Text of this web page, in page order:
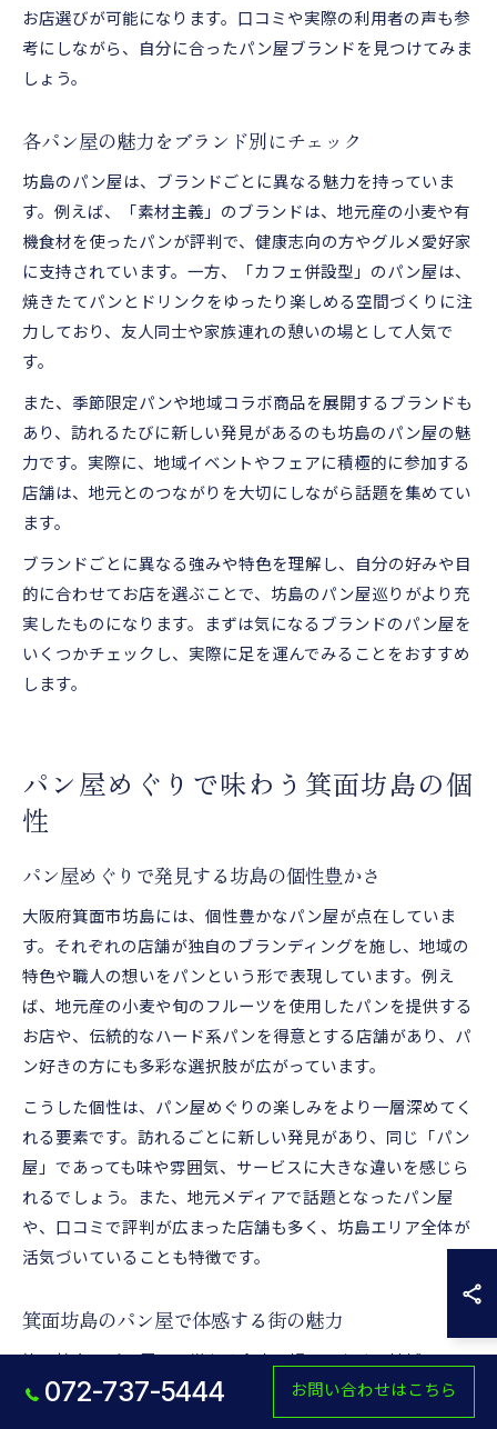
お店選びが可能になります。口コミや実際の利用者の声も参
考にしながら、自分に合ったパン屋ブランドを見つけてみま
しょう。
各パン屋の魅力をブランド別にチェック
坊島のパン屋は、ブランドごとに異なる魅力を持っていま
す。例えば、「素材主義」のブランドは、地元産の小麦や有
機食材を使ったパンが評判で、健康志向の方やグルメ愛好家
に支持されています。一方、「カフェ併設型」のパン屋は、
焼きたてパンとドリンクをゆったり楽しめる空間づくりに注
力しており、友人同士や家族連れの憩いの場として人気で
す。
また、季節限定パンや地域コラボ商品を展開するブランドも
あり、訪れるたびに新しい発見があるのも坊島のパン屋の魅
力です。実際に、地域イベントやフェアに積極的に参加する
店舗は、地元とのつながりを大切にしながら話題を集めてい
ます。
ブランドごとに異なる強みや特色を理解し、自分の好みや目
的に合わせてお店を選ぶことで、坊島のパン屋巡りがより充
実したものになります。まずは気になるブランドのパン屋を
いくつかチェックし、実際に足を運んでみることをおすすめ
します。
パン屋めぐりで味わう箕面坊島の個
性
パン屋めぐりで発見する坊島の個性豊かさ
大阪府箕面市坊島には、個性豊かなパン屋が点在していま
す。それぞれの店舗が独自のブランディングを施し、地域の
特色や職人の想いをパンという形で表現しています。例え
ば、地元産の小麦や旬のフルーツを使用したパンを提供する
お店や、伝統的なハード系パンを得意とする店舗があり、パ
ン好きの方にも多彩な選択肢が広がっています。
こうした個性は、パン屋めぐりの楽しみをより一層深めてく
れる要素です。訪れるごとに新しい発見があり、同じ「パン
屋」であっても味や雰囲気、サービスに大きな違いを感じら
れるでしょう。また、地元メディアで話題となったパン屋
や、口コミで評判が広まった店舗も多く、坊島エリア全体が
活気づいていることも特徴です。
箕面坊島のパン屋で体感する街の魅力
箕面坊島のパン屋は、単なる食事の場ではなく、地域コミュ
ニティの中心的な役割を担っています。パン屋ごとに異なる
店舗デザインやメニュー構成は、坊島という街の個性や暮ら
072-737-5444 お問い合わせはこちら